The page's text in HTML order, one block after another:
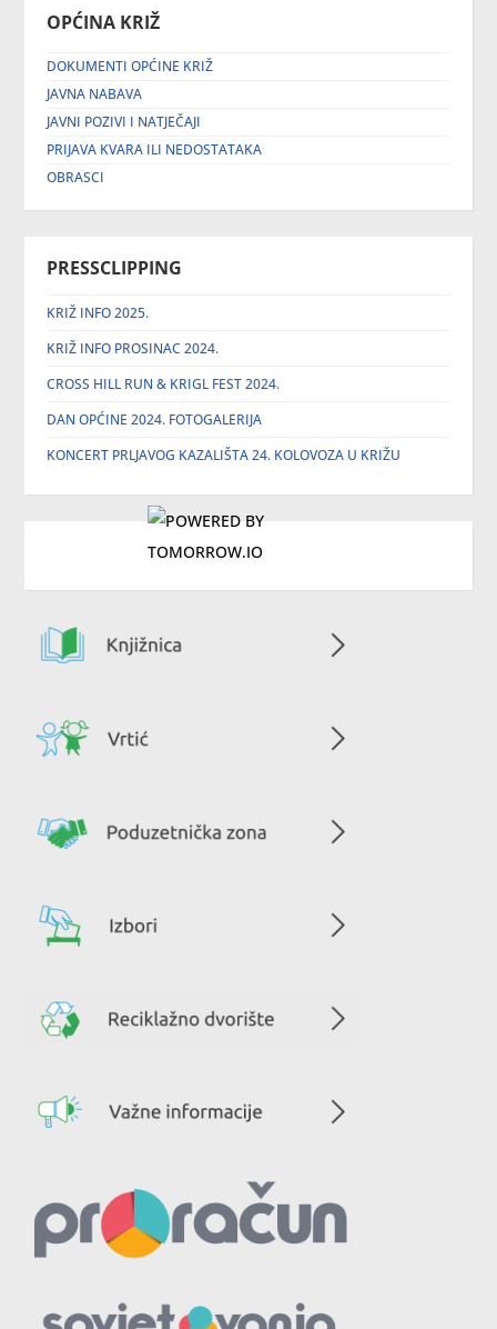
OPĆINA KRIŽ
DOKUMENTI OPĆINE KRIŽ
JAVNA NABAVA
JAVNI POZIVI I NATJEČAJI
PRIJAVA KVARA ILI NEDOSTATAKA
OBRASCI
PRESSCLIPPING
KRIŽ INFO 2025.
KRIŽ INFO PROSINAC 2024.
CROSS HILL RUN & KRIGL FEST 2024.
DAN OPĆINE 2024. FOTOGALERIJA
KONCERT PRLJAVOG KAZALIŠTA 24. KOLOVOZA U KRIŽU